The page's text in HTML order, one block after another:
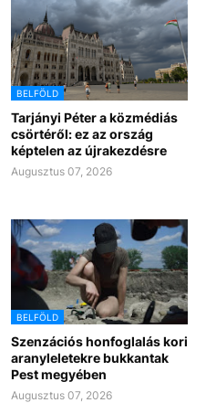
BELFÖLD
Tarjányi Péter a közmédiás
csörtéről: ez az ország
képtelen az újrakezdésre
Augusztus 07, 2026
BELFÖLD
Szenzációs honfoglalás kori
aranyleletekre bukkantak
Pest megyében
Augusztus 07, 2026